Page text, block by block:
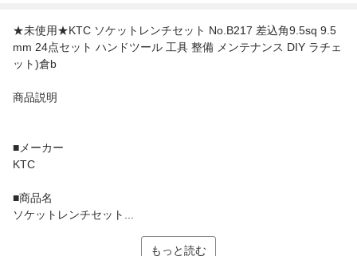
★未使用★KTC ソケットレンチセット No.B217 差込角9.5sq 9.5
mm 24点セット ハンドツール 工具 整備 メンテナンス DIY ラチェ
ット)倉b
商品説明
■メーカー
KTC
■商品名
ソケットレンチセット...
もっと読む